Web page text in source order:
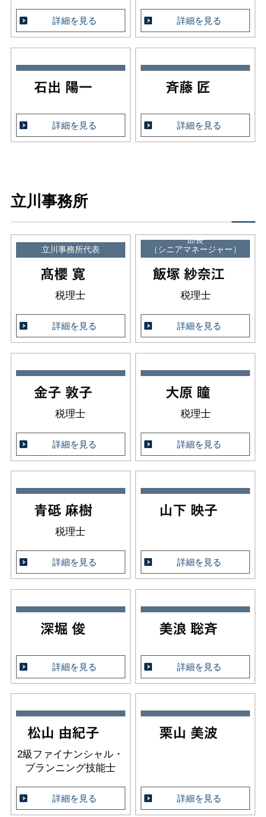
詳細を見る 詳細を見る
詳細を見る 詳細を見る
立川事務所
立川事務所代表
税理士
詳細を見る
部長
（シニアマネージャー）
税理士
詳細を見る
税理士
詳細を見る
税理士
詳細を見る
税理士
詳細を見る 詳細を見る
詳細を見る 詳細を見る
2級ファイナンシャル・
プランニング技能士
詳細を見る 詳細を見る